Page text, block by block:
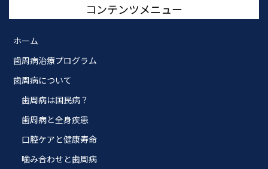
コンテンツメニュー
ホーム
歯周病治療プログラム
歯周病について
歯周病は国民病？
歯周病と全身疾患
口腔ケアと健康寿命
噛み合わせと歯周病